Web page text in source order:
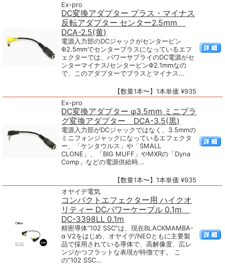
Ex-pro
DC変換アダプター プラス・マイナス
反転アダプター センター2.5mm
DCA-2.5(黄)
電源入力部のDCジャックがセンターピン
Φ2.5mmでセンタープラスになっているエフ
ェクターでは、パワーサプライのDC電源がセ
ンターマイナス/センターピンΦ2.1mmなの
で、このアダプターでプラスとマイナス...
【数量1本〜】1本単価 ¥935
Ex-pro
DC変換アダプター φ3.5mm ミニプラ
グ変換アダプター DCA-3.5(黒)
電源入力部がDCジャックではなく、3.5mmの
ミニフォンジャックになっているエフェクタ
ー、「ケンタウルス」や「SMALL
CLONE」、「BIG MUFF」やMXRの「Dyna
Comp」などの電源供給時...
【数量1本〜】1本単価 ¥935
オヤイデ電気
コンパクトエフェクター用 ハイクオ
リティー DCパワーケーブル 0.1m
DC-3398LL 0.1m
精密導体“102 SSC”は、現在BLACKMAMBA-
α V2をはじめ、オヤイデ/NEOともに主要製
品で採用されている導体で、高解像度、広レ
ンジかつフラットな表現が特徴です。 こ
の”102 SSC...